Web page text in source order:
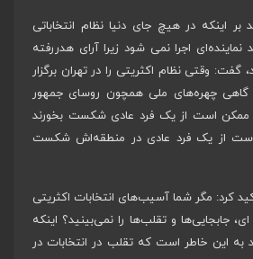
بر اینکه در هیچ جای دنیا نظام انتخاباتی
اجرا نمی شود زیرا آرای هدررفته
گفت: وقتی نظام اکثریتی را در تهران برگزار
چهره‌های ملی همچون روسای جمهور
است از یک فرد عادی شکست بخورند
از یک فرد عادی در منطقه‌اش شکست
کرد: مگر شما آسیب‌های انتخابات اکثریتی
جابجایی‌ها و تقلب‌ها را نمی‌بینید؟ اینکه
به این خاطر است که تقلب در انتخابات در